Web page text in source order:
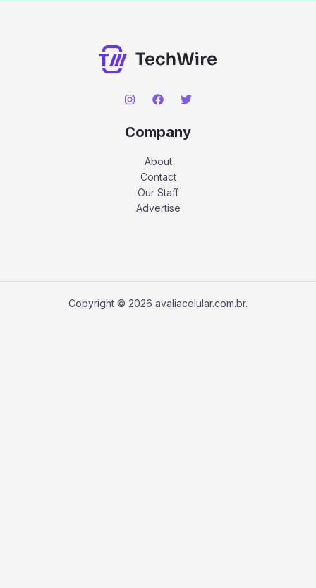
Company
About
Contact
Our Staff
Advertise
Copyright © 2026 avaliacelular.com.br.